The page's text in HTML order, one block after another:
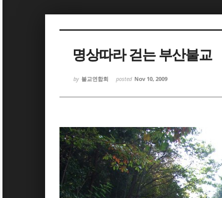
명상따라 걷는 부산불교
by 불교연합회 posted Nov 10, 2009
Sketchbook5, 스케치북5
Sketchbook5, 스케치북5
Sketchbook5, 스케치북5
Sketchbook5, 스케치북5